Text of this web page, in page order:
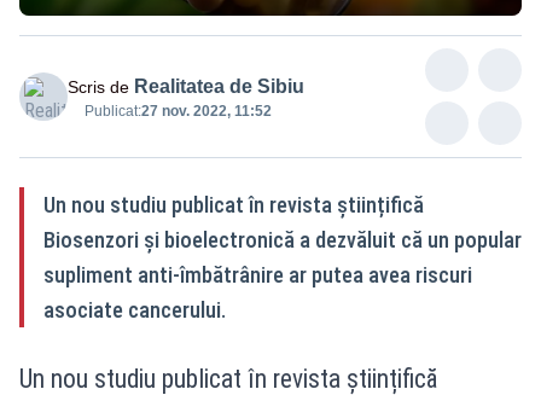
Scris de Realitatea de Sibiu
Publicat:27 nov. 2022, 11:52
Un nou studiu publicat în revista științifică
Biosenzori și bioelectronică a dezvăluit că un popular
supliment anti-îmbătrânire ar putea avea riscuri
asociate cancerului.
Un nou studiu publicat în revista științifică